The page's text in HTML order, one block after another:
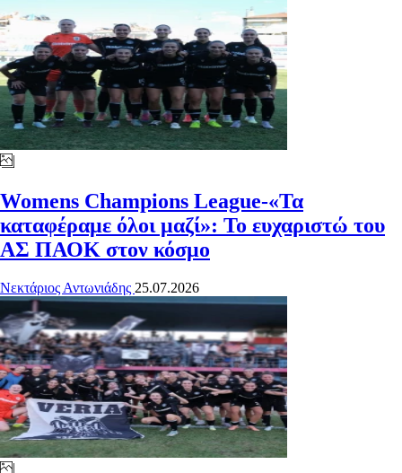
Womens Champions League-«Τα
καταφέραμε όλοι μαζί»: Το ευχαριστώ του
ΑΣ ΠΑΟΚ στον κόσμο
Νεκτάριος Αντωνιάδης 25.07.2026